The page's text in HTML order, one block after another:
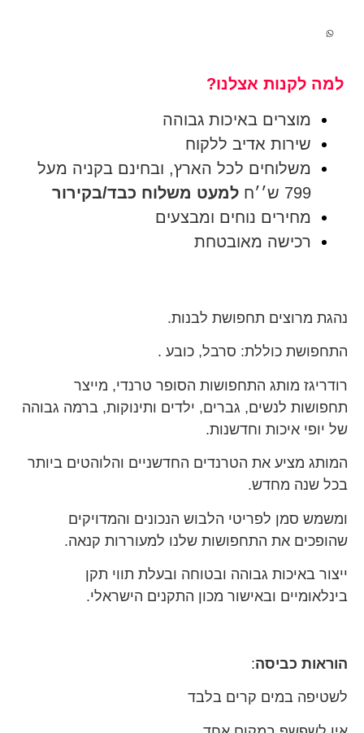
למה לקנות אצלנו?
מוצרים באיכות גבוהה
שירות אדיב ללקוח
משלוחים לכל הארץ, ובחינם בקניה מעל
799 ש׳׳ח
למעט משלוח כבד/בקירור
מחירים נוחים ומבצעים
רכישה מאובטחת
נהגת מרוצים תחפושת לבנות.
התחפושת כוללת: סרבל, כובע .
רודריגז מותג התחפושות הסופר טרנדי, מייצר
תחפושות לנשים, גברים, ילדים ותינוקות, ברמה גבוהה
של יופי איכות וחדשנות.
המותג מציע את הטרנדים החדשניים והלוהטים ביותר
בכל שנה מחדש.
ומשמש סמן לפריטי הלבוש הנכונים והמדויקים
שהופכים את התחפושות שלנו למעוררות קנאה.
ייצור באיכות גבוהה ובטוחה ובעלת תווי תקן
בינלאומיים ובאישור מכון התקנים הישראלי.
הוראות כביסה:
לשטיפה במים קרים בלבד